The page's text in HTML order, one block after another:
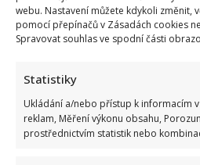
webu. Nastavení můžete kdykoli změnit,
pomocí přepínačů v Zásadách cookies
Spravovat souhlas ve spodní části
Statistiky
Ukládání a/nebo přístup k informacím
reklam, Měření výkonu obsahu,
prostřednictvím statistik nebo